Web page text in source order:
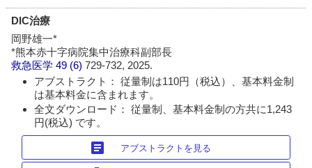
DIC治療
岡野雄一*
*熊本赤十字病院集中治療科副部長
救急医学 49 (6)729-732, 2025.
アブストラクト： 従量制は110円（税込）、基本料金制
は基本料金に含まれます。
全文ダウンロード： 従量制、基本料金制の方共に1,243
円(税込) です。
article アブストラクトを見る